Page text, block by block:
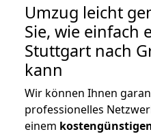
Umzug leicht
Sie, wie einfach
Stuttgart nach
kann
Wir können Ihnen
professionelles
einem